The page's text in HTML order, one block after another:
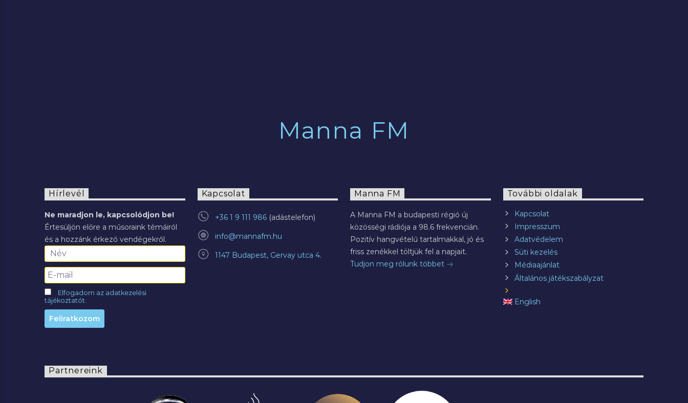
Manna FM
Hírlevél
Ne maradjon le, kapcsolódjon be!
Értesüljön előre a műsoraink témáiról
és a hozzánk érkező vendégekről.
Elfogadom az adatkezelési
tájékoztatót.
Kapcsolat
+36 1 9 111 986
info@mannafm.hu
1147 Budapest, Gervay utca 4.
Manna FM
A Manna FM a budapesti régió új
közösségi rádiója a 98.6 frekvencián.
Pozitív hangvételű tartalmakkal, jó és
friss zenékkel töltjük fel a napjait.
Tudjon meg rólunk többet
További oldalak
Kapcsolat
Impresszum
Adatvédelem
Süti kezelés
Médiaajánlat
Általános játékszabályzat
English
Partnereink